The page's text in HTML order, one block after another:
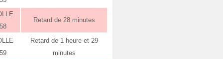
Retard de 28 minutes
Retard de 1 heure et 29
minutes